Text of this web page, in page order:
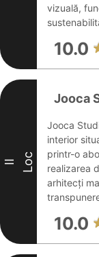
vizuală,
10.0
II Loc
Jooca
Jooca
interior
printr-o
realizarea
arhitecți
10.0